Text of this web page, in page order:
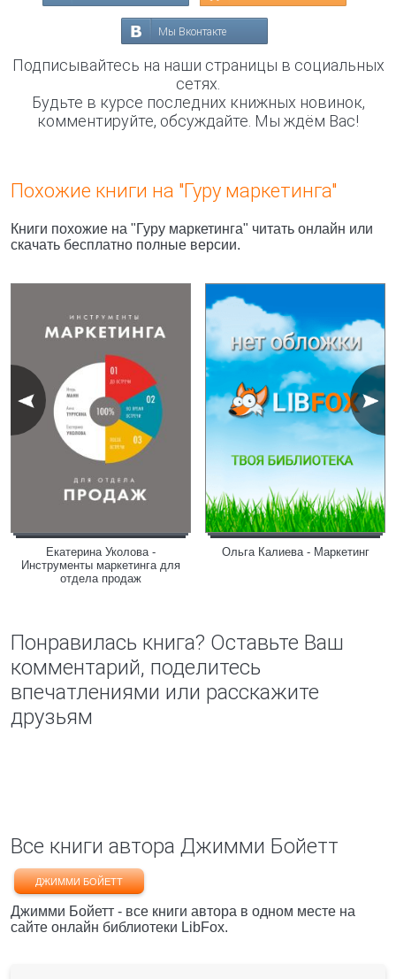
Мы Вконтакте
Подписывайтесь на наши страницы в социальных
сетях.
Будьте в курсе последних книжных новинок,
комментируйте, обсуждайте. Мы ждём Вас!
Похожие книги на "Гуру маркетинга"
Книги похожие на "Гуру маркетинга" читать онлайн или
скачать бесплатно полные версии.
Екатерина Уколова -
Инструменты маркетинга для
отдела продаж
Ольга Калиева - Маркетинг
Понравилась книга? Оставьте Ваш
комментарий, поделитесь
впечатлениями или расскажите
друзьям
Все книги автора Джимми Бойетт
ДЖИММИ БОЙЕТТ
Джимми Бойетт - все книги автора в одном месте на
сайте онлайн библиотеки LibFox.